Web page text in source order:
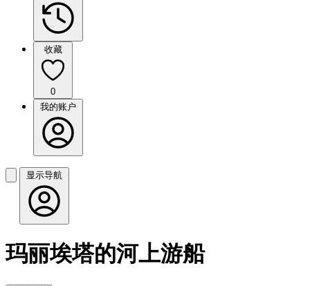
收藏
0
我的账户
显示导航
玛丽埃塔的河上游船